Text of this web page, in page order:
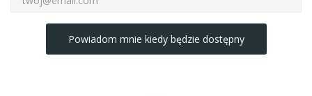
Powiadom mnie kiedy będzie dostępny